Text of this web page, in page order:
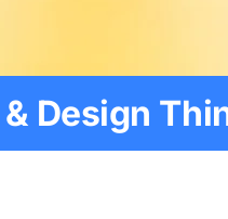
Design